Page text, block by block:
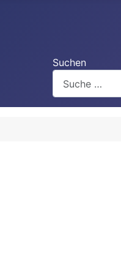
Suchen